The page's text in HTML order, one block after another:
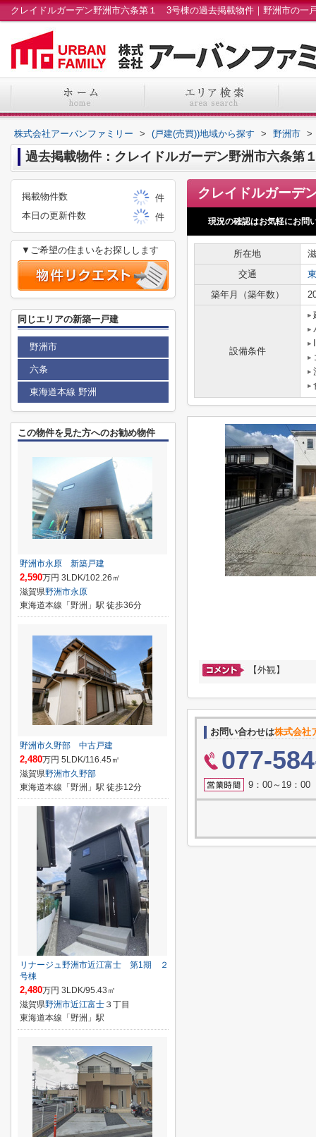
株式会社アーバンファミリー > (戸建(売買))地域から探す > 野洲市 >
過去掲載物件：クレイドルガーデン野洲市六条第
現況の確認はお気軽にお問
所在地
交通
築年月（築年数）
設備条件
【外観】
お問い合わせは株式会社
077-
9：00～19：00
掲載物件数
件
本日の更新件数
件
▼ご希望の住まいをお探しします
同じエリアの新築一戸建
野洲市
六条
東海道本線 野洲
この物件を見た方へのお勧め物件
野洲市永原 新築戸建
2,590万円 3LDK/102.26㎡
滋賀県野洲市永原
東海道本線「野洲」駅 徒歩36分
野洲市久野部 中古戸建
2,480万円 5LDK/116.45㎡
滋賀県野洲市久野部
東海道本線「野洲」駅 徒歩12分
リナージュ野洲市近江富士 第1期 ２
号棟
2,480万円 3LDK/95.43㎡
滋賀県野洲市近江富士 ３丁目
東海道本線「野洲」駅